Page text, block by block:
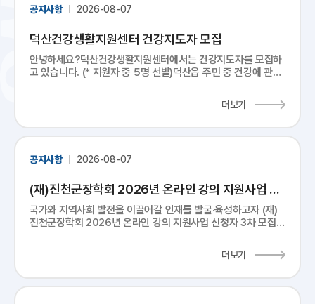
공지사항 2026-08-07
덕산건강생활지원센터 건강지도자 모집
안녕하세요?덕산건강생활지원센터에서는 건강지도자를 모집하
고 있습니다. (* 지원자 중 5명 선발)덕산읍 주민 중 건강에 관심
하시고 많은 신청 바랍니다.*모집기간: 2026. 8. 7. ~ 8. ...
더보기
공지사항 2026-08-07
(재)진천군장학회 2026년 온라인 강의 지원사업 신
청자 3차 모집 공고
국가와 지역사회 발전을 이끌어갈 인재를 발굴·육성하고자 (재)
진천군장학회 2026년 온라인 강의 지원사업 신청자 3차 모집
더보기